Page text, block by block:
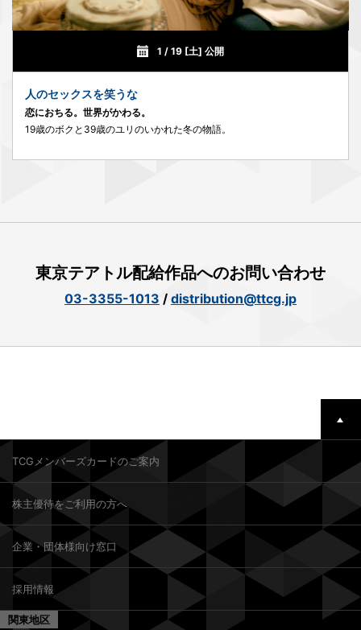
1 / 19 [土] 公開
人のセックスを笑うな
恋におちる。世界がかわる。
19歳のボクと39歳のユリのいかれた冬の物語。
東京テアトル配給作品へのお問い合わせ
03-3355-1013 / distribution@ttcg.jp
TCGメンバーズカードのご案内
株主優待をご利用の方へ
企業・団体様向け窓口
採用情報
関東地区